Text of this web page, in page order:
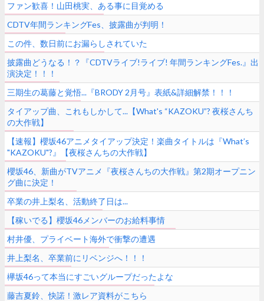
ファン歓喜！山田桃実、ある事に目覚める
CDTV年間ランキングFes、披露曲が判明！
この件、数日前にお漏らしされていた
披露曲どうなる！？『CDTVライブ!ライブ! 年間ランキングFes.』出
演決定！！！
三期生の葛藤と覚悟...『BRODY 2月号』表紙&詳細解禁！！！
タイアップ曲、これもしかして...【What's “KAZOKU”? 夜桜さんち
の大作戦】
【速報】櫻坂46アニメタイアップ決定！楽曲タイトルは『What’s
"KAZOKU"?』【夜桜さんちの大作戦】
櫻坂46、新曲がTVアニメ『夜桜さんちの大作戦』第2期オープニン
グ曲に決定！
卒業の井上梨名、活動終了日は...
【稼いでる】櫻坂46メンバーのお給料事情
村井優、プライベート海外で衝撃の遭遇
井上梨名、卒業前にリベンジへ！！！
欅坂46って本当にすごいグループだったよな
藤吉夏鈴、快諾！激レア資料がこちら